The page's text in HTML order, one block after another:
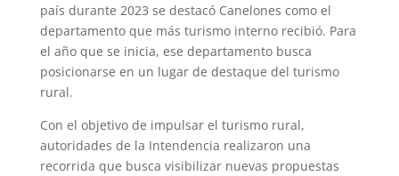
país durante 2023 se destacó Canelones como el
departamento que más turismo interno recibió. Para
el año que se inicia, ese departamento busca
posicionarse en un lugar de destaque del turismo
rural.
Con el objetivo de impulsar el turismo rural,
autoridades de la Intendencia realizaron una
recorrida que busca visibilizar nuevas propuestas